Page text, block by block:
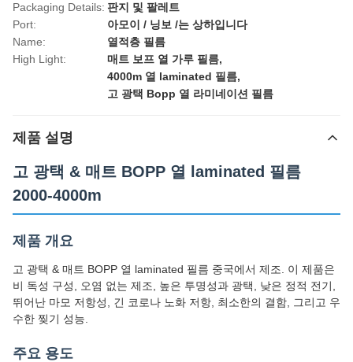
Packaging Details: 판지 및 팔레트
Port:
아모이 / 닝보 /는 상하입니다
Name:
열적층 필름
High Light:
매트 보프 열 가루 필름,
4000m 열 laminated 필름,
고 광택 Bopp 열 라미네이션 필름
제품 설명
고 광택 & 매트 BOPP 열 laminated 필름
2000-4000m
제품 개요
고 광택 & 매트 BOPP 열 laminated 필름 중국에서 제조. 이 제품은
비 독성 구성, 오염 없는 제조, 높은 투명성과 광택, 낮은 정적 전기,
뛰어난 마모 저항성, 긴 코로나 노화 저항, 최소한의 결함, 그리고 우
수한 찢기 성능.
주요 용도